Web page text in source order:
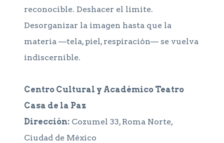
reconocible. Deshacer el límite.
Desorganizar la imagen hasta que la
materia —tela, piel, respiración— se vuelva
indiscernible.
Centro Cultural y Académico Teatro
Casa de la Paz
Dirección: Cozumel 33, Roma Norte,
Ciudad de México